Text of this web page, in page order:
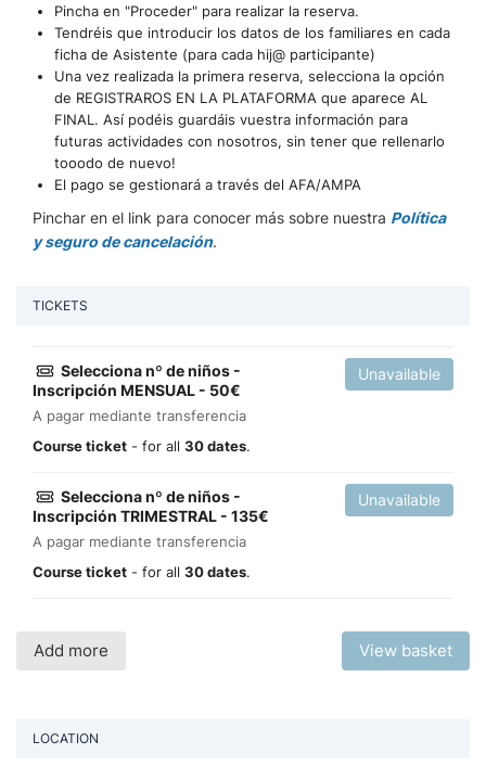
Pincha en "Proceder" para realizar la reserva.
Tendréis que introducir los datos de los familiares en cada
ficha de Asistente (para cada hij@ participante)
Una vez realizada la primera reserva, selecciona la opción
de REGISTRAROS EN LA PLATAFORMA que aparece AL
FINAL. Así podéis guardáis vuestra información para
futuras actividades con nosotros, sin tener que rellenarlo
tooodo de nuevo!
El pago se gestionará a través del AFA/AMPA
Pinchar en el link para conocer más sobre nuestra Política
y seguro de cancelación.
TICKETS
Selecciona nº de niños -
Inscripción MENSUAL - 50€
A pagar mediante transferencia
Course ticket - for all 30 dates.
Unavailable
Selecciona nº de niños -
Inscripción TRIMESTRAL - 135€
A pagar mediante transferencia
Course ticket - for all 30 dates.
Unavailable
Add more View basket
LOCATION